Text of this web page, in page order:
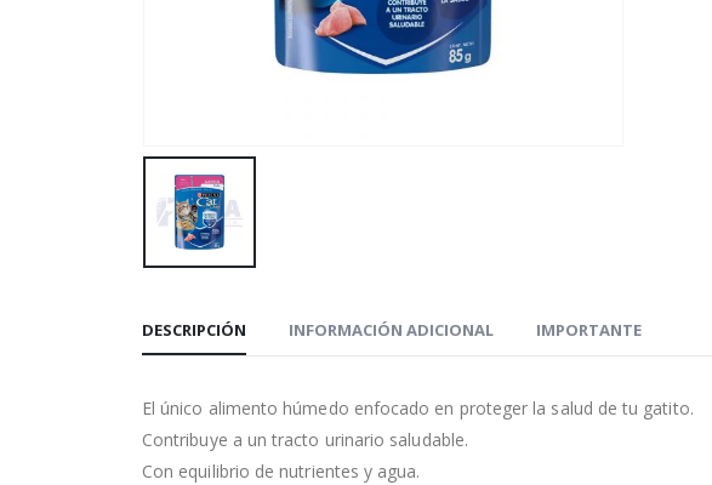
DESCRIPCIÓN INFORMACIÓN ADICIONAL IMPORTANTE
El único alimento húmedo enfocado en proteger la salud de tu gatito.
Contribuye a un tracto urinario saludable.
Con equilibrio de nutrientes y agua.